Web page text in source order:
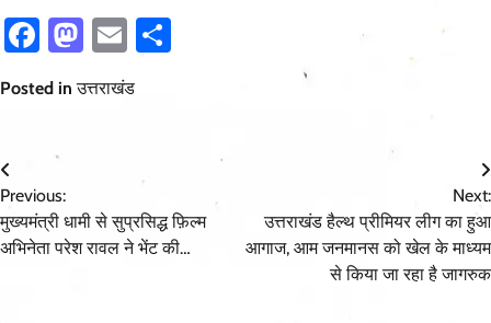
Facebook
Mastodon
Email
Posted inउत्तराखंड
Post
navigation
Previous:
मुख्यमंत्री धामी से सुप्रसिद्ध फ़िल्म
अभिनेता परेश रावल ने भेंट की…
Next:
उत्तराखंड हैल्थ प्रीमियर लीग का हुआ
आगाज, आम जनमानस को खेल के माध्यम
से किया जा रहा है जागरुक